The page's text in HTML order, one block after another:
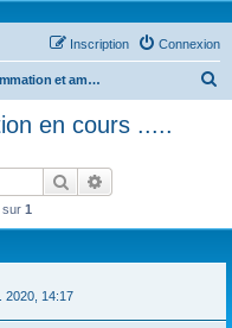
Connexion
Inscription
Programmation et amélioration en cours .....
en cours .....
Rechercher
sur 1
2020, 14:17